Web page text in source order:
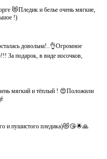
😻Пледик и белье очень мягкие,
!)
довольна!..👌Огромное
За подарок, в виде носочков,
мягкий и тёплый ! 😍Положили
и пушистого пледика)😻😘🌟🙏